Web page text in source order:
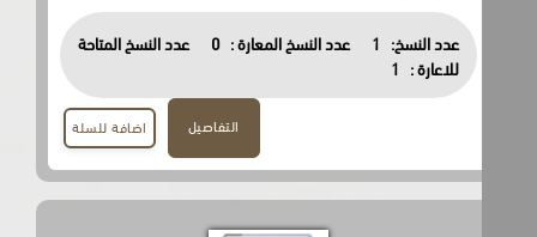
عدد النسخ: 1 عدد النسخ المعارة : 0
عدد النسخ المتاحة
للاعارة :
1
اضافة للسلة